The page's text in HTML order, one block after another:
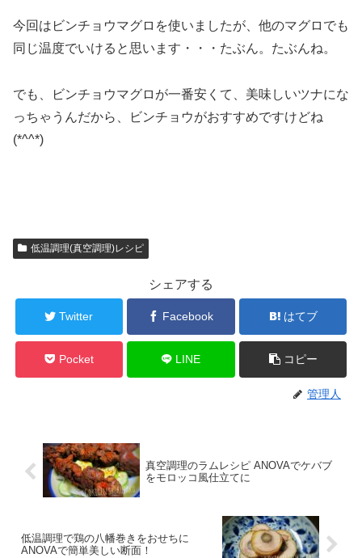
今回はビンチョウマグロを使いましたが、他のマグロでも
同じ温度でいけると思います・・・たぶん。たぶんね。
でも、ビンチョウマグロが一番安くて、美味しいツナにな
っちゃうんだから、ビンチョウがおすすめですけどね
(*^^*)
低温調理(真空調理)レシピ
シェアする
Twitter Facebook はてブ
Pocket LINE コピー
管理人
真空調理のラムレシピ ANOVAでケバブ
をモロッコ風仕立てに
低温調理で鶏の八幡巻きをおせちに
ANOVAで簡単美しい断面！